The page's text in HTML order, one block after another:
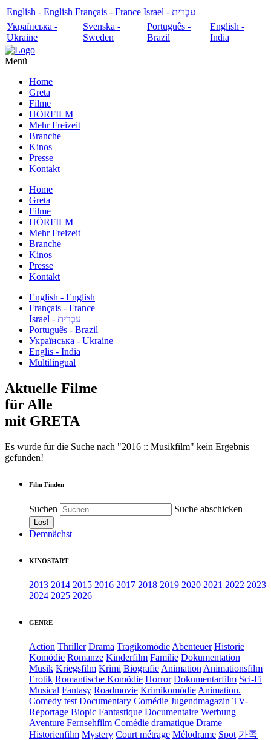
English - English Français - France
עִבְרִית - Israel
Українська -
Ukraine
Svenska -
Sweden
Português -
Brazil
English -
India
Menü
Home
Greta
Filme
HÖRFILM
Mehr Freizeit
Branche
Kinos
Presse
Kontakt
Home
Greta
Filme
HÖRFILM
Mehr Freizeit
Branche
Kinos
Presse
Kontakt
English - English
Français - France
עִבְרִית - Israel
Português - Brazil
Українська - Ukraine
Englis - India
Multilingual
Aktuelle Filme
für Alle
mit GRETA
Es wurde für die Suche nach "2016 :: Musikfilm" kein Ergebnis
gefunden!
Film Finden
Suchen Suche abschicken
Demnächst
KINOSTART
2013 2014 2015 2016 2017 2018 2019 2020 2021 2022 2023
2024 2025 2026
GENRE
Action Thriller Drama Tragikomödie Abenteuer Historie
Komödie Romanze Kinderfilm Familie Dokumentation
Musik Kriegsfilm Krimi Biografie Animation Animationsfilm
Erotik Romantische Komödie Horror Dokumentarfilm Sci-Fi
Musical Fantasy Roadmovie Krimikomödie Animation.
Comedy test Documentary Comédie Jugendmagazin TV-
Reportage Biopic Fantastique Documentaire Werbung
Aventure Fernsehfilm Comédie dramatique Drame
Historienfilm Mystery Court métrage Mélodrame Spot 가족